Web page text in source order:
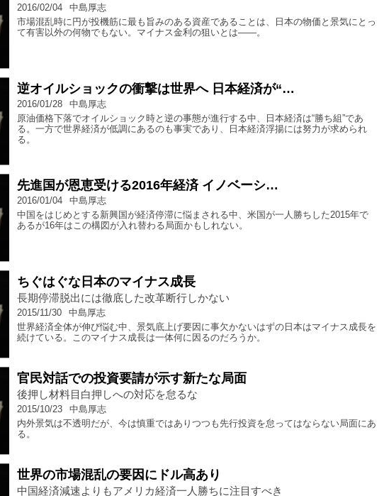
2016/02/04
中島厚志
市場混乱時に円が投機筋に最も旨みのある資産であることは、日本の物価と景気にとっ
て有害以外の何物でもない。マイナス金利の狙いとは――。
逆オイルショックの衝撃は世界へ 日本経済が“…
2016/01/28
中島厚志
原油価格下落でオイルショック時と逆の事態が進行する中、日本経済は“勝ち組”であ
る。一方で世界経済が低調にあるのも事実であり、日本経済浮揚には努力が求められ
る。
先進国が恩恵受ける2016年経済 イノベーシ…
2016/01/04
中島厚志
中国をはじめとする新興国が経済停滞に悩まされる中、米国が一人勝ちした2015年で
あるが16年はこの構図が入れ替わる局面かもしれない。
ちぐはぐな日本のマイナス成長
長期停滞脱出には徹底した改革断行しかない
2015/11/30
中島厚志
世界経済全体が伸び悩む中、景気底上げ要因に事欠かないはずの日本はマイナス成長を
続けている。このマイナス成長は一体何に因るのだろうか。
官民対話での投資要請が示す新たな局面
後押し材料目白押しへの対応を怠るな
2015/10/23
中島厚志
内外景気は不透明だが、今は慎重ではありつつも先行投資を怠ってはならない局面にあ
る。
世界の市場混乱の要因にドル高あり
中国経済減速よりもアメリカ経済一人勝ちに注目すべき